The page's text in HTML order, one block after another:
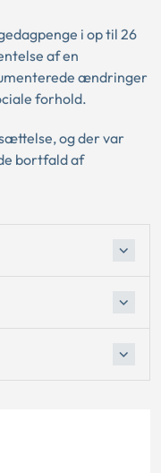
i op til 26
af en
ændringer
forhold.
og der var
bortfald af